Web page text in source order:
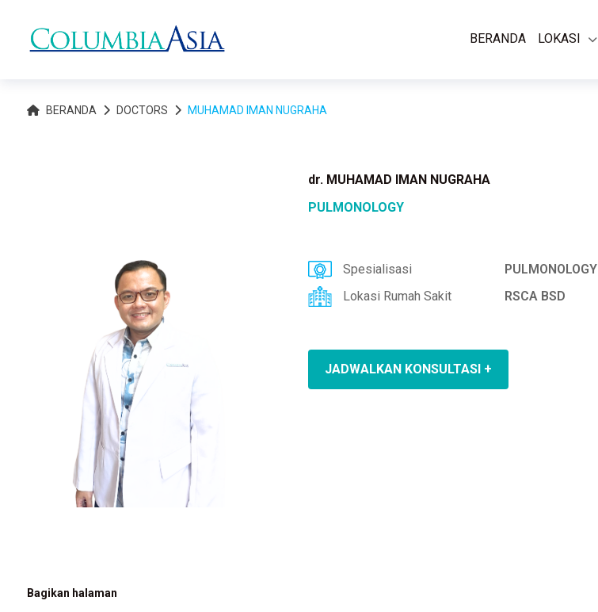
BERANDA LOKASI
BERANDA DOCTORS MUHAMAD IMAN NUGRAHA
dr. MUHAMAD IMAN NUGRAHA
PULMONOLOGY
Spesialisasi
PULMONOLOGY
Lokasi Rumah Sakit
RSCA BSD
JADWALKAN KONSULTASI +
Bagikan halaman